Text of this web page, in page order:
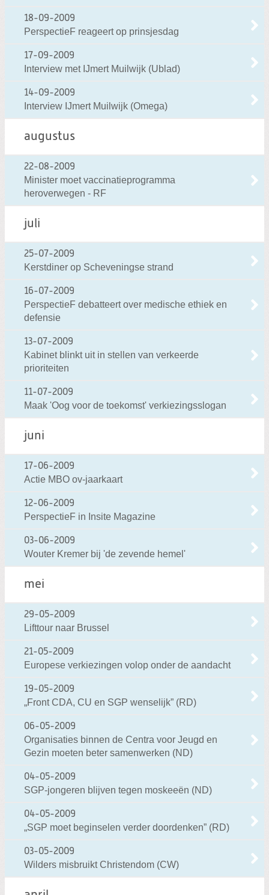
18-09-2009
PerspectieF reageert op prinsjesdag
17-09-2009
Interview met IJmert Muilwijk (Ublad)
14-09-2009
Interview IJmert Muilwijk (Omega)
augustus
22-08-2009
Minister moet vaccinatieprogramma
heroverwegen - RF
juli
25-07-2009
Kerstdiner op Scheveningse strand
16-07-2009
PerspectieF debatteert over medische ethiek en
defensie
13-07-2009
Kabinet blinkt uit in stellen van verkeerde
prioriteiten
11-07-2009
Maak 'Oog voor de toekomst' verkiezingsslogan
juni
17-06-2009
Actie MBO ov-jaarkaart
12-06-2009
PerspectieF in Insite Magazine
03-06-2009
Wouter Kremer bij 'de zevende hemel'
mei
29-05-2009
Lifttour naar Brussel
21-05-2009
Europese verkiezingen volop onder de aandacht
19-05-2009
„Front CDA, CU en SGP wenselijk” (RD)
06-05-2009
Organisaties binnen de Centra voor Jeugd en
Gezin moeten beter samenwerken (ND)
04-05-2009
SGP-jongeren blijven tegen moskeeën (ND)
04-05-2009
„SGP moet beginselen verder doordenken” (RD)
03-05-2009
Wilders misbruikt Christendom (CW)